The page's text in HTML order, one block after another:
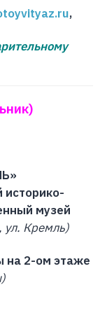
,
историко-
музей
ул. Кремль)
на 2-ом этаже